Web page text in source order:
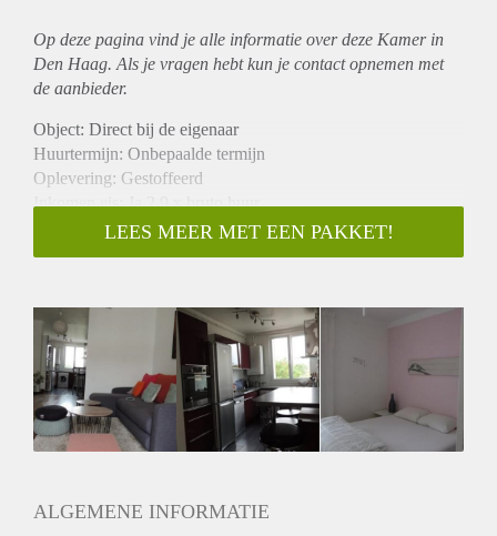
Op deze pagina vind je alle informatie over deze Kamer in
Den Haag. Als je vragen hebt kun je contact opnemen met
de aanbieder.
Object: Direct bij de eigenaar
Huurtermijn: Onbepaalde termijn
Oplevering: Gestoffeerd
Inkomen eis: Ja 2,9 x bruto huur
Garantiestelling mogelijk: Ja
Borg: 1 maand
Gedeelde keuken: Nee
Gedeelde Douche: Nee
Gedeelde woonkamer: Nee
Huisgenoten: Nee
Geslacht huisgenoten: N.v.t.
LEES MEER MET EEN PAKKET!
ALGEMENE INFORMATIE